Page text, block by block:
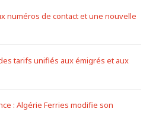
numéros de contact et une nouvelle
tarifs unifiés aux émigrés et aux
: Algérie Ferries modifie son